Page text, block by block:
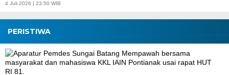
4 Juli 2026 | 23:50 WIB
PERISTIWA